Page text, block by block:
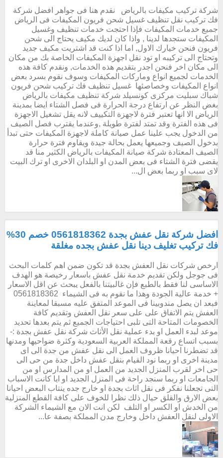
شركة تركيب مكيفات بالرياض نقدم هنا فى جواهر افضل شركة
فك تركيب نقل تنظيف غسيل شحن فريون المكيفات فى الرياض
جميع خدمات المكيفات فإذا احتجت خدمات تنظيف وغسيل
المكيفات ستجدها لدينا , واذا كان لديك مكيف يحتاج الى شحن
فريون فنحن خيارك الاول, اما اذا كنت قد اشتريت مكيف جديد
وتحتاج الى تركيبه او تود نقل اجهزة المكيفات الخاصة بك من مكان
الى مكان اخر فنحن اجدر بتقديم هذه الخدمات, ونقدم كافة هذه
الخدمات لجميع انواع وماركات المكيفات وسوف نقوم بسرد بعض
انواع المكيفات وخصاصئها غسيل تنظيف فك تركيب شحن فريون
شباك سبليت مركزى كونسيلد شركة تنظيف مكيفات بالرياض
بغض النظر عن ارتفاع درجة الحرارة فى فصل الشتاء ايضا بمدينة
الرياض الا انها تعتبر فترة لاجهزة التكييف لانه يقل تشغيل الاجهزة
فى هذه الفترة وقد تمتد لفترة طويلة ,وعندما يقترب فصل الصيف
من الدخول يجب علينا عمل صيانة كاملة لاجهزة المكيفات حتى تبدأ
بدخول الصيف وجميعها يعمل بحالة جيدة ويقاوم فترة حرارة
الصيف المعتادة شركة صيانة المكيفات بالرياض الكثير منا قد
يقضى فترة الشتاء فى بعض المدن او البلدان الاخرى او ترك البيت
لاى سبب او ربما بعض ال...
افضل شركة نقل عفش بجدة 0561818362 خصم 30%
فك تركيب تغليف دينا نقل عفش بجده مغلقة
ارخص شركات نقل العفش بجدة قد تكون ضمن اهم كلمات البحث
فى جوجل ولكن تقديم خدمة نقل عفش باسعار رخيصة هو الهدف
الاساسى لنا فقط بالطبع فإن غالبيتنا بالفعل يبحث عن اقل الاسعار
+ خدمة عالية الجودة وهذا ما نقوم به فى الشيماء 0561818362
فبعد ان يصل مندوبينا فى الموعد المتفق عليه مسبقا لمعاينة
العفش يتم الاتفاق على على سعر نقل العفش وتقديم كافة
الخصومات المتاحة التى تلبى احتياجات الجميع ثم يتم بعدها تحديد
موعد لبدء العمل او بدء عملية نقل الأثاث شركة نقل عفش بجدة :-
بسبب اتساع رقعة المملكة العربية السعودية وكثرة ضواحيها ومدنها
قد تضطرنا احيانا ظروف العمل الى نقل عفش من جدة الى اى
مدينة اخرى او ربما نود القيام بنقل عفش داخل جدة من حى الى
حى اخر لقرب المنزل الجديد من العمل او من المدارس او من
الجامعات او ربما سنجد راحة فى المنزل الجديد او ايا كانت الاسباب
التى تجعلنا نفكر فى نقل اثاث بجدة او خارج جده ينتاب البعض احيانا
بعض الارق والقلق حيال ذلك نظرا للخوف على كافة القطع المنزلية
من الخدش او الكسر او التلف لكن انت الان مع الشيماء الشركة
الاولى لنقل العفش داخل وخارج مدن المملكة بصفة عا...